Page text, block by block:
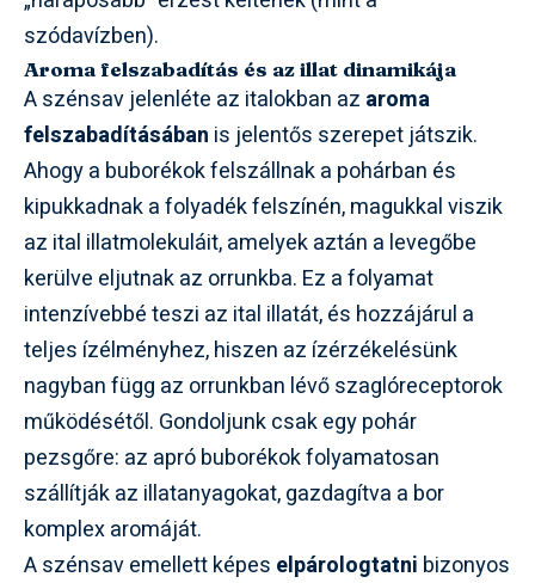
szódavízben).
Aroma felszabadítás és az illat dinamikája
A szénsav jelenléte az italokban az aroma
felszabadításában is jelentős szerepet játszik.
Ahogy a buborékok felszállnak a pohárban és
kipukkadnak a folyadék felszínén, magukkal viszik
az ital illatmolekuláit, amelyek aztán a levegőbe
kerülve eljutnak az orrunkba. Ez a folyamat
intenzívebbé teszi az ital illatát, és hozzájárul a
teljes ízélményhez, hiszen az ízérzékelésünk
nagyban függ az orrunkban lévő szaglóreceptorok
működésétől. Gondoljunk csak egy pohár
pezsgőre: az apró buborékok folyamatosan
szállítják az illatanyagokat, gazdagítva a bor
komplex aromáját.
A szénsav emellett képes elpárologtatni bizonyos